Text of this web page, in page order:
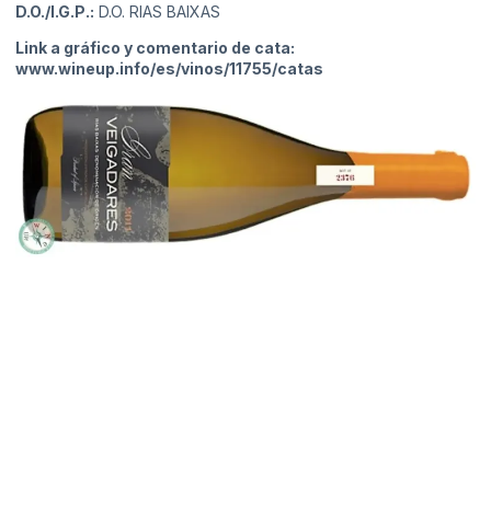
D.O./I.G.P.: D.O. RIAS BAIXAS
Link a gráfico y comentario de cata:
www.wineup.info/es/vinos/11755/catas